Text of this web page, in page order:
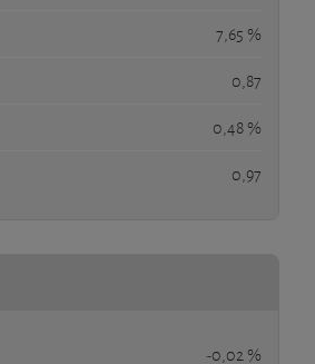
7,65 %
0,87
0,48 %
0,97
-0,02 %